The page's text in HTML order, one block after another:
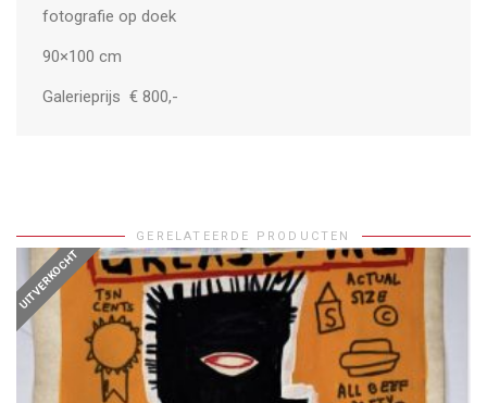
fotografie op doek
90×100 cm
Galerieprijs € 800,-
GERELATEERDE PRODUCTEN
UITVERKOCHT